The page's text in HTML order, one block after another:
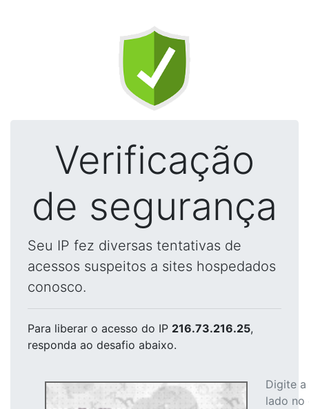
Verificação
de segurança
Seu IP fez diversas tentativas de
acessos suspeitos a sites hospedados
conosco.
Para liberar o acesso do IP 216.73.216.25,
responda ao desafio abaixo.
Digite
lado no